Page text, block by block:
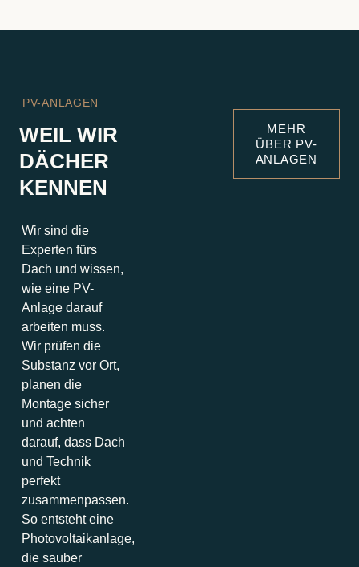
PV-ANLAGEN
WEIL WIR
DÄCHER
KENNEN
Wir sind die
Experten fürs
Dach und wissen,
wie eine PV-
Anlage darauf
arbeiten muss.
Wir prüfen die
Substanz vor Ort,
planen die
Montage sicher
und achten
darauf, dass Dach
und Technik
perfekt
zusammenpassen.
So entsteht eine
Photovoltaikanlage,
die sauber
MEHR
ÜBER PV-
ANLAGEN